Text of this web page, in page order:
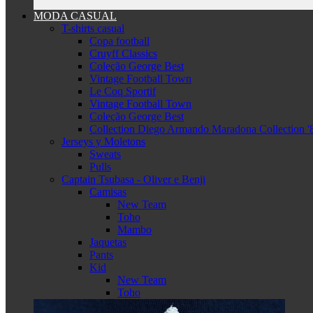
MODA CASUAL
T-shirts casual
Copa football
Cruyff Classics
Coleção George Best
Vintage Football Town
Le Coq Sportif
Vintage Football Town
Coleção George Best
Collection Diego Armando Maradona Collection
Jerseys y Moletons
Sweats
Pulls
Captain Tsubasa - Oliver e Benji
Camisas
New Team
Toho
Mambo
Jaquetas
Pants
Kid
New Team
Toho